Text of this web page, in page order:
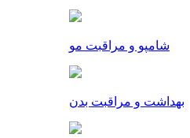
شامپو و مراقبت مو
بهداشت و مراقبت بدن